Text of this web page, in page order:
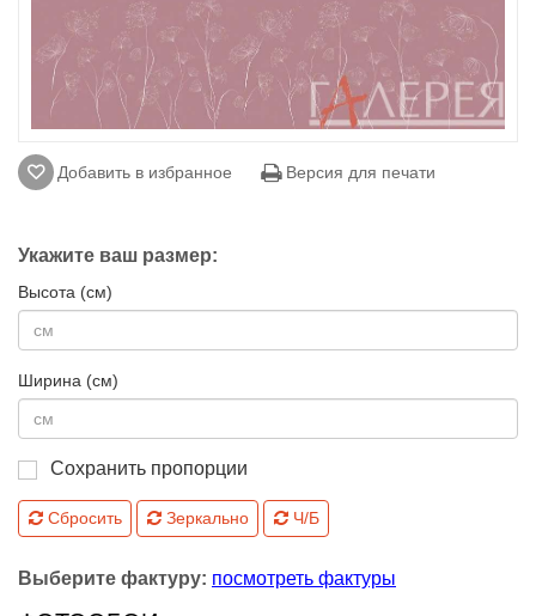
Добавить в избранное Версия для печати
Укажите ваш размер:
Высота (см)
Ширина (см)
Сохранить пропорции
Сбросить Зеркально Ч/Б
Выберите фактуру: посмотреть фактуры